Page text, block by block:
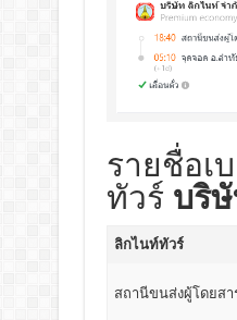
รายชื่อเ
ทัวร์ บริ
ลิกไนท์ทัวร์
สถานีขนส่งผู้โดยส